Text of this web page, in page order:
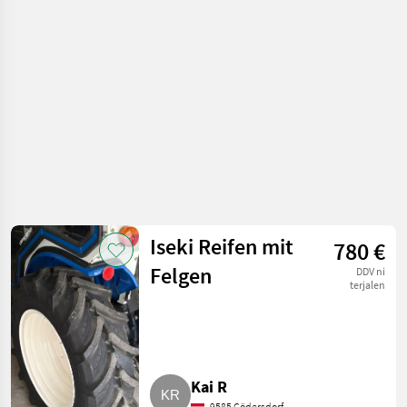
pnevmatike / Druga
Iseki Reifen mit
Felgen
780 €
DDV ni
terjalen
Kai R